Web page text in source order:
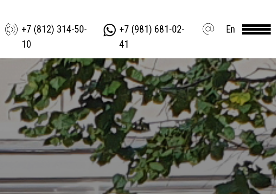
En
+7 (812) 314-50-
10
+7 (981) 681-02-
41